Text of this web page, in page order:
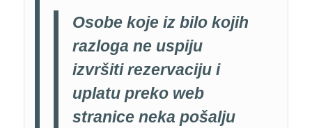
Osobe koje iz bilo kojih
razloga ne uspiju
izvršiti rezervaciju i
uplatu preko web
stranice neka pošalju